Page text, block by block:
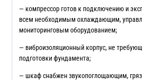
— компрессор готов к подключению и
всем необходимым охлаждающим,
мониторинговым оборудованием;
— виброизоляционный корпус, не
подготовки фундамента;
— шкаф снабжен звукопоглощающим,